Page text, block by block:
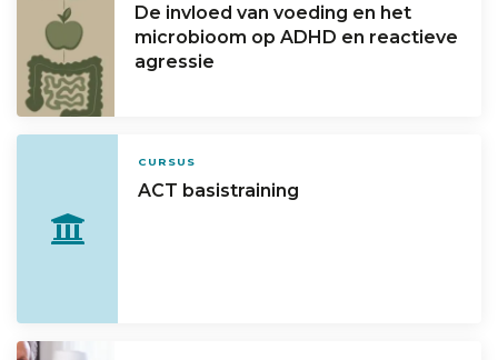
De invloed van voeding en het
microbioom op ADHD en reactieve
agressie
CURSUS
ACT basistraining